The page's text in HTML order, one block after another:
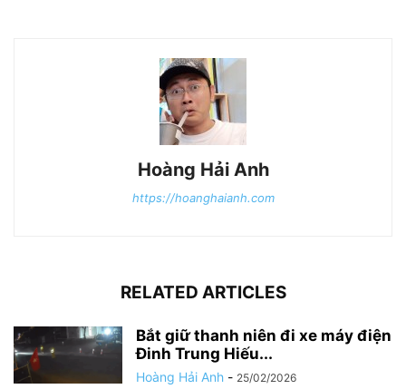
Hoàng Hải Anh
https://hoanghaianh.com
RELATED ARTICLES
Bắt giữ thanh niên đi xe máy điện
Đinh Trung Hiếu...
Hoàng Hải Anh - 25/02/2026